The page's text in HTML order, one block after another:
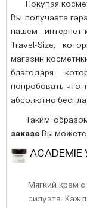
Покупая
Вы получаете
нашем
Travel-Size,
магазин
благодаря
попробовать
абсолютно
Таким
заказе Вы
Мягкий крем
силуэта.